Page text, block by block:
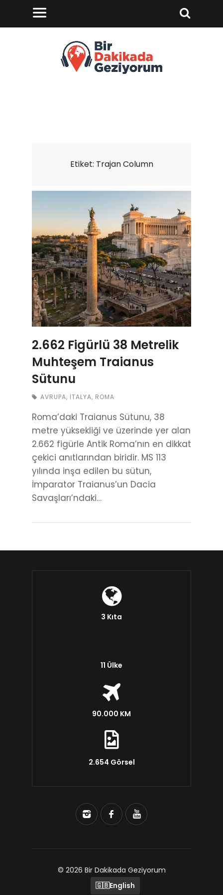
Etiket: Trajan Column
2.662 Figürlü 38 Metrelik
Muhteşem Traianus
Sütunu
AVRUPA, İTALYA, ROMA
Roma’daki Traianus Sütunu, 38
metre yüksekliği ve üzerinde yer alan
2.662 figürle Antik Roma’nın en dikkat
çekici anıtlarından biridir. MS 113
yılında inşa edilen bu sütun,
İmparator Traianus’un Dacia
Savaşları’ndaki…
3 Kıta
11 Ülke
90.000 KM
2.654 Görsel
© 2026 Bir Dakikada Geziyorum
🇬🇧English